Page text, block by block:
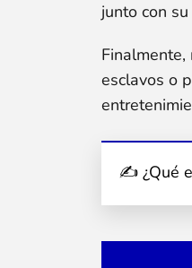
junto con
esclavos o
✍ ¿Qué